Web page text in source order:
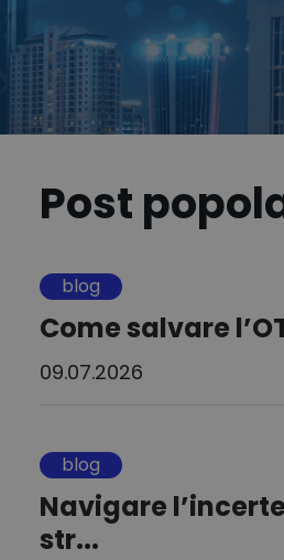
Post
blog
Come salvare
09.07.2026
blog
Navigare
str...